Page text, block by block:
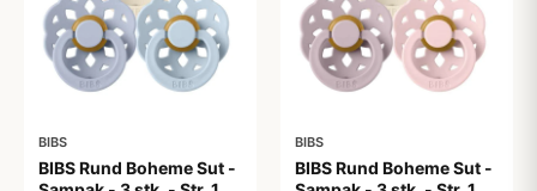
BIBS
BIBS Rund Boheme Sut -
BIBS
BIBS Rund Boheme Sut -